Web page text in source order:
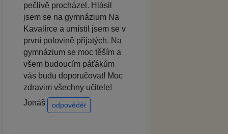
pečlivě procházel. Hlásil
jsem se na gymnázium Na
Kavalírce a umístil jsem se v
první polovině přijatých. Na
gymnázium se moc těším a
všem budoucím páťákům
vás budu doporučovat! Moc
zdravim všechny učitele!
Jonáš
odpovědět